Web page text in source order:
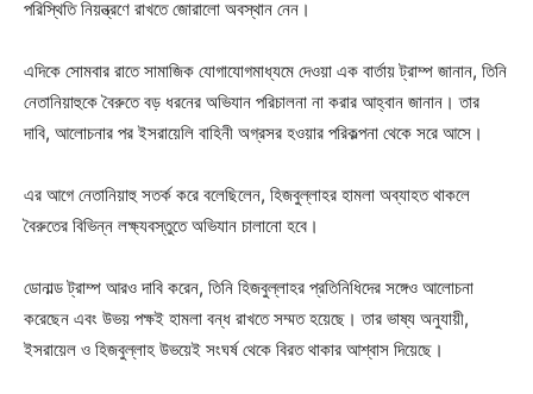
পরিস্থিতি নিয়ন্ত্রণে রাখতে জোরালো অবস্থান নেন।
এদিকে সোমবার রাতে সামাজিক যোগাযোগমাধ্যমে দেওয়া এক বার্তায় ট্রাম্প জানান, তিনি
নেতানিয়াহুকে বৈরুতে বড় ধরনের অভিযান পরিচালনা না করার আহ্বান জানান। তার
দাবি, আলোচনার পর ইসরায়েলি বাহিনী অগ্রসর হওয়ার পরিকল্পনা থেকে সরে আসে।
এর আগে নেতানিয়াহু সতর্ক করে বলেছিলেন, হিজবুল্লাহর হামলা অব্যাহত থাকলে
বৈরুতের বিভিন্ন লক্ষ্যবস্তুতে অভিযান চালানো হবে।
ডোনাল্ড ট্রাম্প আরও দাবি করেন, তিনি হিজবুল্লাহর প্রতিনিধিদের সঙ্গেও আলোচনা
করেছেন এবং উভয় পক্ষই হামলা বন্ধ রাখতে সম্মত হয়েছে। তার ভাষ্য অনুযায়ী,
ইসরায়েল ও হিজবুল্লাহ উভয়েই সংঘর্ষ থেকে বিরত থাকার আশ্বাস দিয়েছে।